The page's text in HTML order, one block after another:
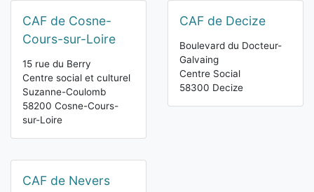
CAF de Cosne-
Cours-sur-Loire
15 rue du Berry
Centre social et culturel
Suzanne-Coulomb
58200 Cosne-Cours-
sur-Loire
CAF de Decize
Boulevard du Docteur-
Galvaing
Centre Social
58300 Decize
CAF de Nevers